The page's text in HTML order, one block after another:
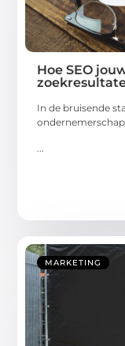
Hoe SEO
In de bruisende
MARKETING